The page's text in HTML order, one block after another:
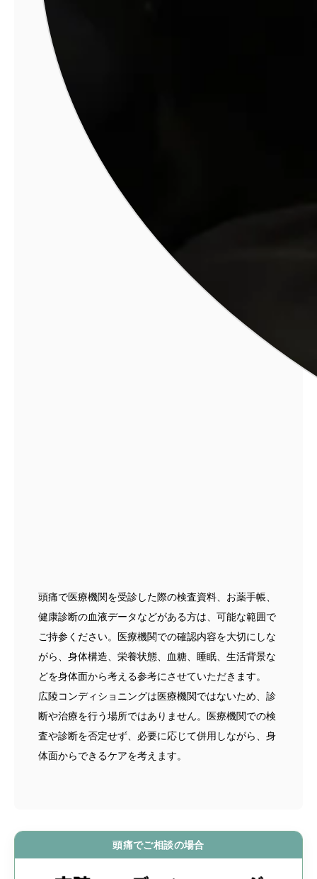
頭痛で医療機関を受診した際の検査資料、お薬手帳、
健康診断の血液データなどがある方は、可能な範囲で
ご持参ください。医療機関での確認内容を大切にしな
がら、身体構造、栄養状態、血糖、睡眠、生活背景な
どを身体面から考える参考にさせていただきます。
広陵コンディショニングは医療機関ではないため、診
断や治療を行う場所ではありません。医療機関での検
査や診断を否定せず、必要に応じて併用しながら、身
体面からできるケアを考えます。
頭痛でご相談の場合